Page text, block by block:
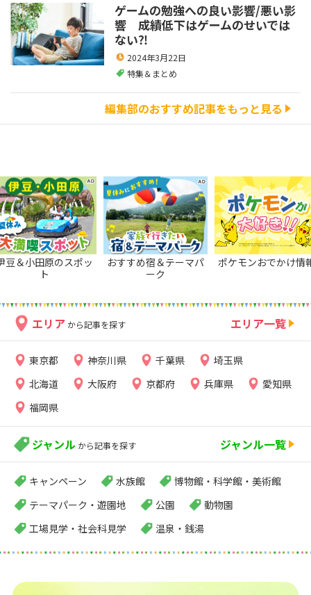
ゲームの勉強への良い影響/悪い影
響 成績低下はゲームのせいでは
ない⁈
2024年3月22日
特集＆まとめ
編集部のおすすめ記事をもっと見る
豆＆小田原のスポッ
ト
おすすめ宿＆テーマパ
ーク
ポケモンおでかけ情
エリア から記事を探す エリア一覧
東京都 神奈川県 千葉県
埼玉県
北海道
大阪府 京都府 兵庫県
愛知県
福岡県
ジャンル から記事を探す ジャンル一覧
キャンペーン 水族館
博物館・科学館・美術館
テーマパーク・遊園地
公園
動物園
工場見学・社会科見学
温泉・銭湯